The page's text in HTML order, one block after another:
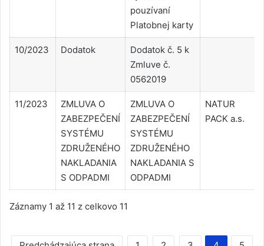
pouzívaní
Platobnej karty
10/2023 Dodatok
Dodatok č. 5 k
Zmluve č.
0562019
11/2023
ZMLUVA O
ZABEZPEČENÍ
SYSTÉMU
ZDRUŽENÉHO
NAKLADANIA
S ODPADMI
ZMLUVA O
ZABEZPEČENÍ
SYSTÉMU
ZDRUŽENÉHO
NAKLADANIA S
ODPADMI
NATUR
PACK a.s.
Záznamy 1 až 11 z celkovo 11